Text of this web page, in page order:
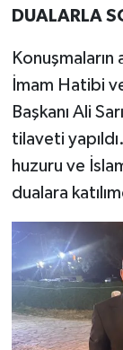
DUALARLA
İmam Hatibi
Başkanı Ali
tilaveti
huzuru ve
dualara